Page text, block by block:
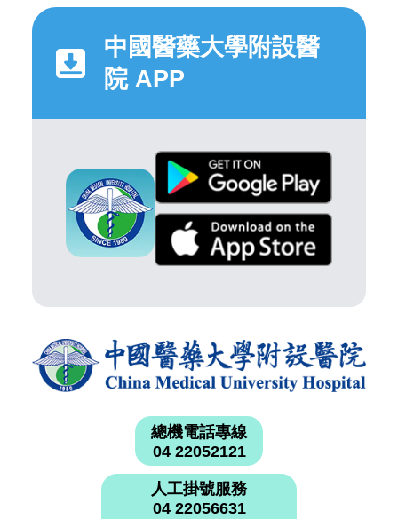
中國醫藥大學附設醫
院 APP
總機電話專線
04 22052121
人工掛號服務
04 22056631